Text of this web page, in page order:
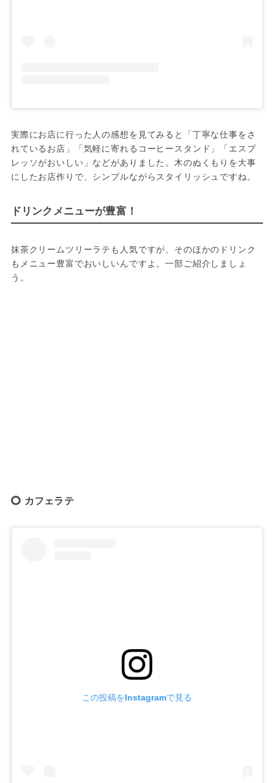
実際にお店に行った人の感想を見てみると「丁寧な仕事をさ
れているお店」「気軽に寄れるコーヒースタンド」「エスプ
レッソがおいしい」などがありました。木のぬくもりを大事
にしたお店作りで、シンプルながらスタイリッシュですね。
ドリンクメニューが豊富！
抹茶クリームツリーラテも人気ですが、そのほかのドリンク
もメニュー豊富でおいしいんですよ。一部ご紹介しましょ
う。
カフェラテ
この投稿をInstagramで見る